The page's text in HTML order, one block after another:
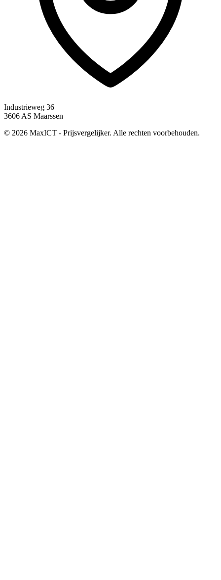
Industrieweg 36
3606 AS Maarssen
© 2026 MaxICT - Prijsvergelijker. Alle rechten voorbehouden.